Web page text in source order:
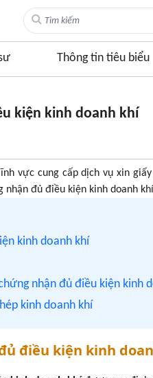
Thông tin tiêu biểu
kiện kinh doanh khí
vực cung cấp dịch vụ xin
đủ điều kiện kinh doanh
kinh doanh khí
nhận đủ điều kiện kinh
kinh doanh khí
điều kiện kinh